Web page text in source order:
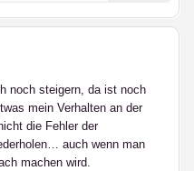
noch steigern, da ist noch
mein Verhalten an der
die Fehler der
auch wenn man
machen wird.